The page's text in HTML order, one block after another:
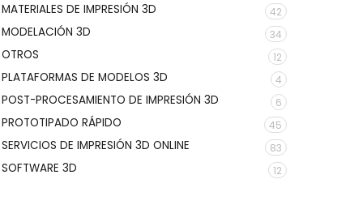
MATERIALES DE IMPRESIÓN 3D 42
MODELACIÓN 3D 34
OTROS 12
PLATAFORMAS DE MODELOS 3D 4
POST-PROCESAMIENTO DE IMPRESIÓN 3D 6
PROTOTIPADO RÁPIDO 45
SERVICIOS DE IMPRESIÓN 3D ONLINE 83
SOFTWARE 3D 12